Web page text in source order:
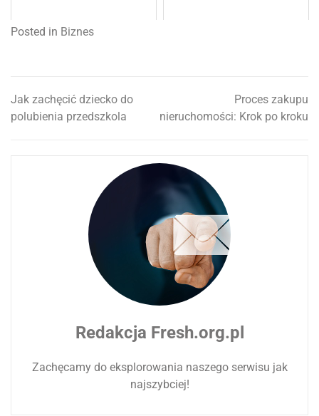
Posted in Biznes
Nawigacja
wpisu
Jak zachęcić dziecko do
polubienia przedszkola
Proces zakupu
nieruchomości: Krok po kroku
Redakcja Fresh.org.pl
Zachęcamy do eksplorowania naszego serwisu jak
najszybciej!